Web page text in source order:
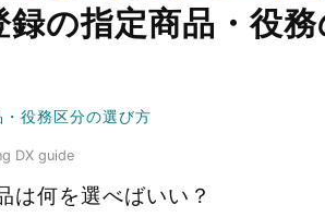
の指定商品・役
・役務区分の選び方
DX guide
は何を選べばいい？